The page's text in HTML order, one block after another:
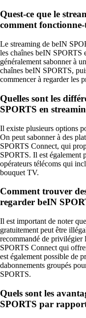
Quest-ce que le
comment
Le streaming de beIN
les chaînes beIN SPORTS
généralement sabonner à
chaînes beIN SPORTS,
commencer à regarder les
Quelles sont les
SPORTS en
Il existe plusieurs options
On peut sabonner à des
SPORTS Connect, qui
SPORTS. Il est également
opérateurs télécoms qui
bouquet TV.
Comment trouver
regarder beIN
Il est important de noter
gratuitement peut être
recommandé de privilégier
SPORTS Connect qui
est également possible de
dabonnements groupés
SPORTS.
Quels sont les
SPORTS par